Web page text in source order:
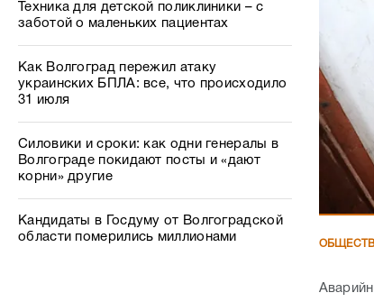
Техника для детской поликлиники – с
заботой о маленьких пациентах
Как Волгоград пережил атаку
украинских БПЛА: все, что происходило
31 июля
Силовики и сроки: как одни генералы в
Волгограде покидают посты и «дают
корни» другие
Кандидаты в Госдуму от Волгоградской
области померились миллионами